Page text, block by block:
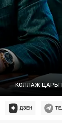
КОЛЛАЖ